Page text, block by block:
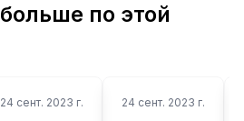
по этой
24 сент. 2023 г. 24 сент. 2023 г.